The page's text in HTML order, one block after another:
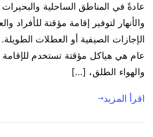
عادةً في المناطق الساحلية
والأنهار لتوفير إقامة مؤقتة للأفراد
الإجازات الصيفية أو العطلات
عام هي هياكل مؤقتة تستخدم للإقامة
والهواء الطلق، […]
اقرأ المزيد